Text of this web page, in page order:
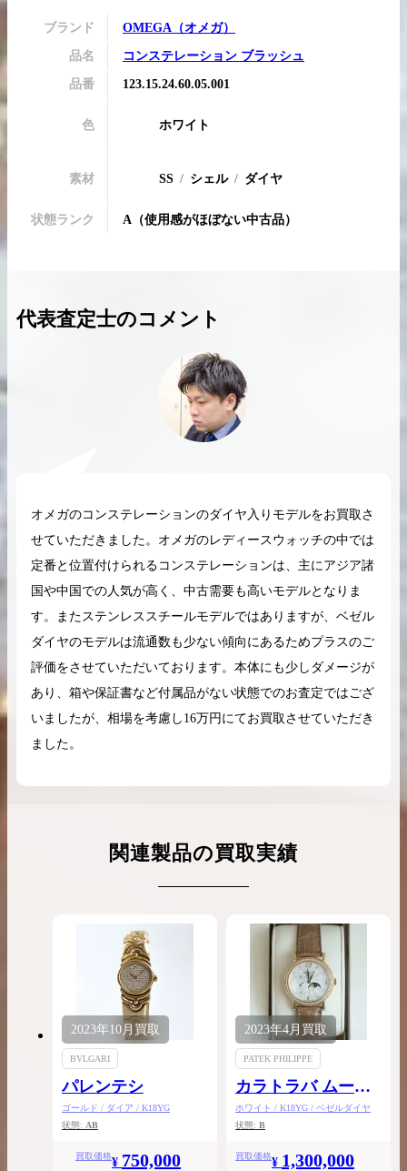
買取実績はこちらから
高く売るためのポイントを徹底解説
バーキン相場解説
取相場や高く売れ
ケリー相場解
コラムをさらにみる
ブランド OMEGA （オメガ）
品名 コンステレーション ブラッシュ
品番 123.15.24.60.05.001
色 ホワイト
素材 SS シェル ダイヤ
状態ランク A （使用感がほぼない中古品）
代表査定士のコメント
オメガのコンステレーションのダイヤ入りモデルをお買取さ
せていただきました。オメガのレディースウォッチの中では
定番と位置付けられるコンステレーションは、主にアジア諸
国や中国での人気が高く、中古需要も高いモデルとなりま
す。またステンレススチールモデルではありますが、ベゼル
ダイヤのモデルは流通数も少ない傾向にあるためプラスのご
評価をさせていただいております。本体にも少しダメージが
あり、箱や保証書など付属品がない状態でのお査定ではござ
いましたが、相場を考慮し16万円にてお買取させていただき
ました。
関連製品の買取実績
2023年10月 買取
BVLGARI
パレンテシ
ゴールド / ダイア / K18YG
状態: AB
買取価格¥ 750,000
2023年4月 買取
PATEK PHILIPPE
カラトラバ ムーン
フェイズ コンプリ
ケーテッド
ホワイト / K18YG / ベゼルダイヤ
状態: B
買取価格¥ 1,300,000